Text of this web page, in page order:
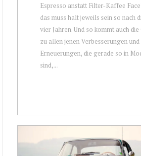
Espresso anstatt Filter-Kaffee
das muss halt jeweils sein so nach
vier Jahren. Und so kommt auch die
zu allen jenen Verbesserungen und
Erneuerungen, die gerade so in
sind,...